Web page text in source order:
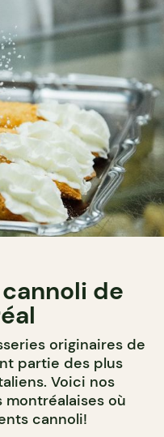
de
originaires de
partie des plus
Voici nos
montréalaises où
cannoli!